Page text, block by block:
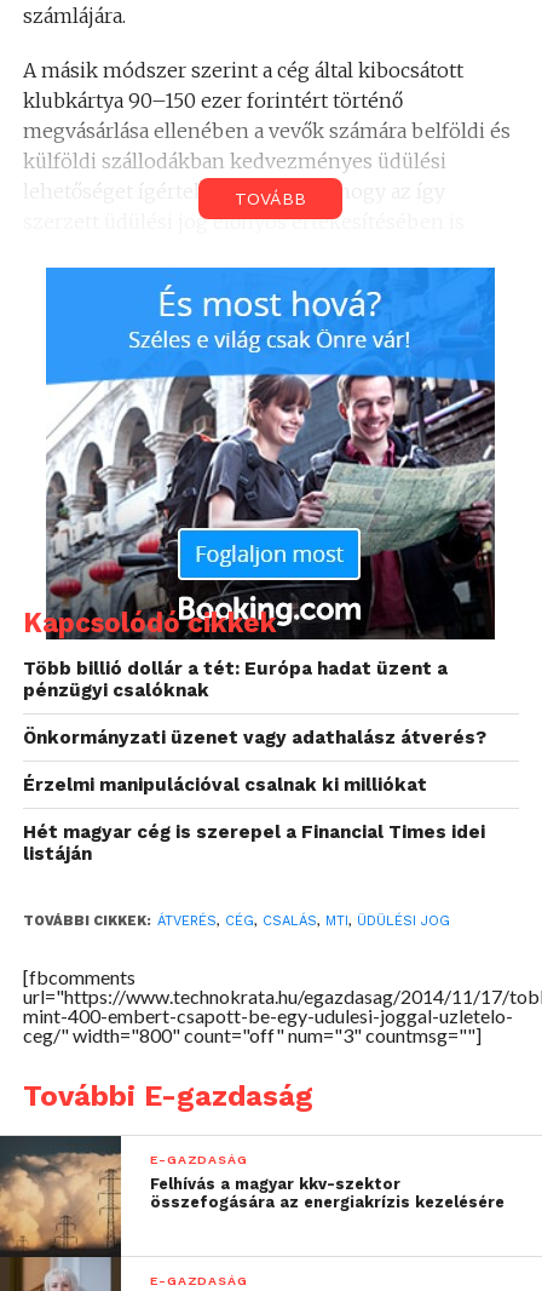
számlájára.
A másik módszer szerint a cég által kibocsátott
klubkártya 90–150 ezer forintért történő
megvásárlása ellenében a vevők számára belföldi és
külföldi szállodákban kedvezményes üdülési
lehetőséget ígértek, valamint azt, hogy az így
szerzett üdülési jog előnyös értékesítésében is
Ajánlatuk „komolyságának” alátámasztására
megbízási, bizományosi szerződéseket is
készítettek, s a befizetendő összegekről előre
számlát állítottak ki. Miután azonban a sértettek a
kért összegeket befizették, a vádlottak a megadott
telefonszámokon és e-mail címeken elérhetetlenné
váltak. A pénzéért cserébe senki semmilyen
szolgáltatást sem kapott, az átutalt összegeket senki
sem kapta vissza. A Dunakeszi Járási Ügyészség
üzletszerűen elkövetett csalás miatt emelt vádat a
három ember ellen – tette hozzá Gyugyi Csilla.
Forrás: MTI
TOVÁBB
Kapcsolódó cikkek
Több billió dollár a tét: Európa hadat üzent a
pénzügyi csalóknak
Önkormányzati üzenet vagy adathalász átverés?
Érzelmi manipulációval csalnak ki milliókat
Hét magyar cég is szerepel a Financial Times idei
listáján
TOVÁBBI CIKKEK: ÁTVERÉS, CÉG, CSALÁS, MTI , ÜDÜLÉSI JOG
[fbcomments
url="https://www.technokrata.hu/egazdasag/2014/11/17/
mint-400-embert-csapott-be-egy-udulesi-joggal-uzletelo-
ceg/" width="800" count="off" num="3" countmsg=""]
További E-gazdaság
E-GAZDASÁG
Felhívás a magyar kkv-szektor
összefogására az energiakrízis kezelésére
E-GAZDASÁG